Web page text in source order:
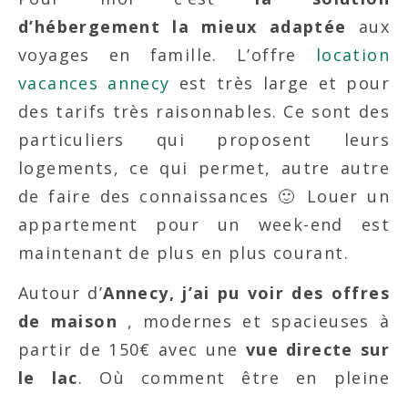
d’hébergement la mieux adaptée
aux
voyages en famille. L’offre location
vacances annecy est très large et pour
des tarifs très raisonnables. Ce sont des
particuliers qui proposent leurs
logements, ce qui permet, autre autre
de faire des connaissances 🙂 Louer un
appartement pour un week-end est
maintenant de plus en plus courant.
Autour d’Annecy, j’ai pu voir des offres
de maison , modernes et spacieuses à
partir de 150€ avec une vue directe sur
le lac. Où comment être en pleine